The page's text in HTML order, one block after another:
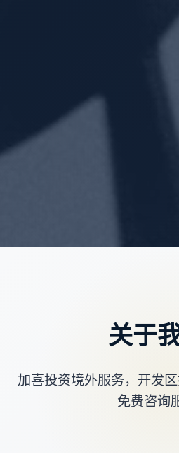
关于
加喜投资境外服务，开发
免费咨询